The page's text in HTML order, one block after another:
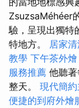
ZsuzsaMéhéer
驗，呈現出獨特
特地方。 居家
教學 下午茶外
服務推薦 他聽
整天。 現代簡
便捷的到府外燴